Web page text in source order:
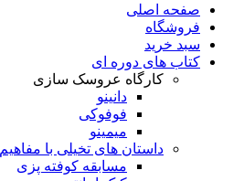
صفحه اصلی
فروشگاه
سبد خرید
کتاب های دوره ای
کارگاه عروسک سازی
دانینو
فوفوکی
میمینو
داستان های تخیلی با
مسابقه کوفته پزی